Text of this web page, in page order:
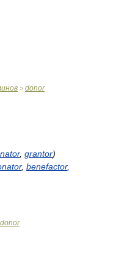
> donor
, grantor)
, benefactor,
donor